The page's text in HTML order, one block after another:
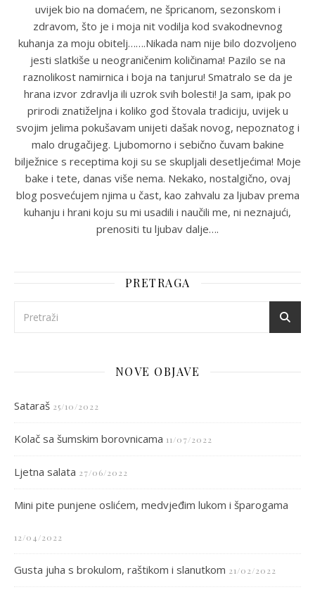
uvijek bio na domaćem, ne špricanom, sezonskom i
zdravom, što je i moja nit vodilja kod svakodnevnog
kuhanja za moju obitelj…….Nikada nam nije bilo dozvoljeno
jesti slatkiše u neograničenim količinama! Pazilo se na
raznolikost namirnica i boja na tanjuru! Smatralo se da je
hrana izvor zdravlja ili uzrok svih bolesti! Ja sam, ipak po
prirodi znatiželjna i koliko god štovala tradiciju, uvijek u
svojim jelima pokušavam unijeti dašak novog, nepoznatog i
malo drugačijeg. Ljubomorno i sebično čuvam bakine
bilježnice s receptima koji su se skupljali desetljećima! Moje
bake i tete, danas više nema. Nekako, nostalgično, ovaj
blog posvećujem njima u čast, kao zahvalu za ljubav prema
kuhanju i hrani koju su mi usadili i naučili me, ni neznajući,
prenositi tu ljubav dalje….
PRETRAGA
NOVE OBJAVE
Sataraš 25/10/2022
Kolač sa šumskim borovnicama 11/07/2022
Ljetna salata 27/06/2022
Mini pite punjene oslićem, medvjeđim lukom i šparogama
12/04/2022
Gusta juha s brokulom, raštikom i slanutkom 21/02/2022